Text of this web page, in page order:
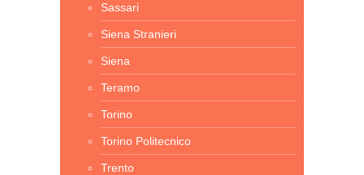
Sassari
Siena Stranieri
Siena
Teramo
Torino
Torino Politecnico
Trento